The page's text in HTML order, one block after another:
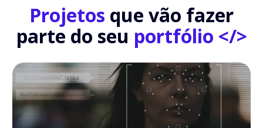
Projetos que vão fazer
parte do seu portfólio </>